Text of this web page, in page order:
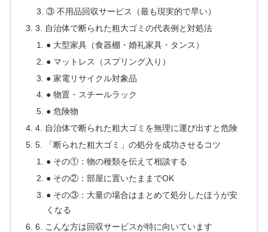
③ 不用品回収サービス（最も現実的で早い）
3. 自治体で断られた粗大ゴミの代表例と対処法
● 大型家具（食器棚・婚礼家具・タンス）
● マットレス（スプリング入り）
● 家電リサイクル対象品
● 物置・スチールラック
● 危険物
4. 自治体で断られた粗大ゴミを無理に運び出すと危険
5. 「断られた粗大ゴミ」の処分を成功させるコツ
● その①：物の種類を伝えて相談する
● その②：部屋に置いたままでOK
● その③：大量の場合はまとめて処分したほうが安
くなる
6. こんな方は回収サービスが特に向いています